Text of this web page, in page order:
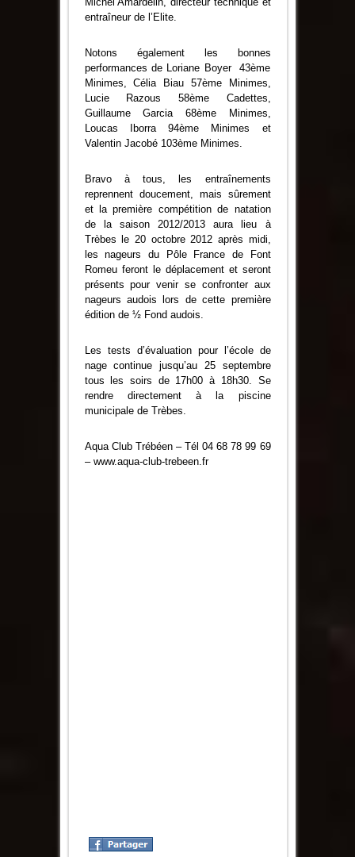
entraîneur de l’Elite.
Notons également les bonnes
performances de Loriane Boyer 43ème
Minimes, Célia Biau 57ème Minimes,
Lucie Razous 58ème Cadettes,
Guillaume Garcia 68ème Minimes,
Loucas Iborra 94ème Minimes et
Valentin Jacobé 103ème Minimes.
Bravo à tous, les entraînements
reprennent doucement, mais sûrement
et la première compétition de natation
de la saison 2012/2013 aura lieu à
Trèbes le 20 octobre 2012 après midi,
les nageurs du Pôle France de Font
Romeu feront le déplacement et seront
présents pour venir se confronter aux
nageurs audois lors de cette première
édition de ½ Fond audois.
Les tests d’évaluation pour l’école de
nage continue jusqu’au 25 septembre
tous les soirs de 17h00 à 18h30. Se
rendre directement à la piscine
municipale de Trèbes.
Aqua Club Trébéen – Tél 04 68 78 99 69
– www.aqua-club-trebeen.fr